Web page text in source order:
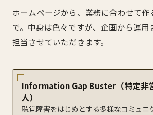
ホームページから、業務に合わせて作
で。中身は色々ですが、企画から運用
担当させていただきます。
Information Gap Buster（特定非
人）
聴覚障害をはじめとする多様なコミュニ